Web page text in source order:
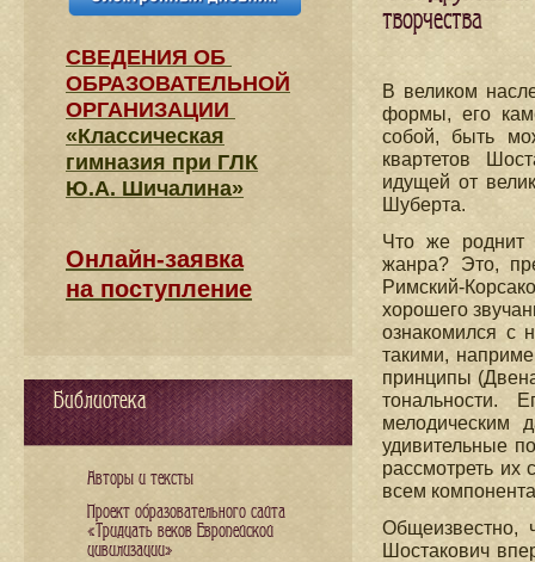
творчества
В великом
формы, его
собой, быть
квартетов
идущей от
Шуберта.
Что же роднит
жанра? Это,
Римский-
хорошего
ознакомился с
такими,
принципы
тональности.
мелодическим
удивительные
рассмотреть их
всем
Общеизвестно,
Шостакович
СВЕДЕНИЯ​ ОБ
ОБРАЗОВАТЕЛЬНОЙ
ОРГАНИЗАЦИИ
«Классическая
гимназия при ГЛК
Ю.А. Шичалина»
Онлайн-заявка
на поступление
Библиотека
Авторы и тексты
Проект образовательного сайта
«Тридцать веков Европейской
цивилизации»